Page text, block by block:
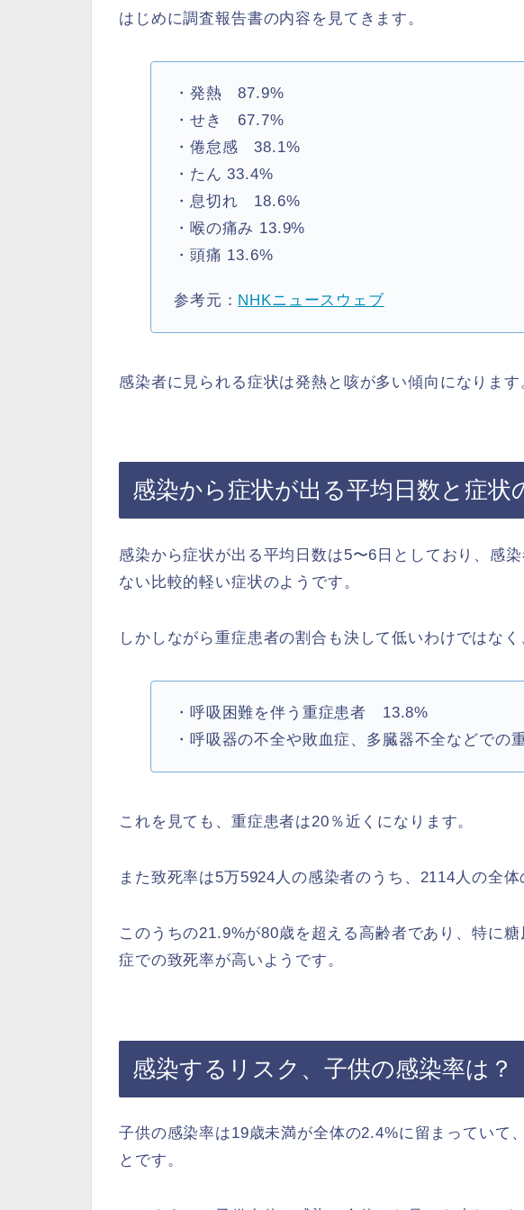
はじめに調査報告書の内容を見てきます。
・発熱 87.9%
・せき 67.7%
・倦怠感 38.1%
・たん 33.4%
・息切れ 18.6%
・喉の痛み 13.9%
・頭痛 13.6%
参考元： NHKニュースウェブ
感染者に見られる症状は発熱と咳が多い傾向になります
感染から症状が出る平均日数と症状
感染から症状が出る平均日数は5〜6日としており、感
ない比較的軽い症状のようです。
しかしながら重症患者の割合も決して低いわけではなく
・呼吸困難を伴う重症患者 13.8%
・呼吸器の不全や敗血症、多臓器不全などで
これを見ても、重症患者は20％近くになります。
また致死率は5万5924人の感染者のうち、2114人の全体
このうちの21.9%が80歳を超える高齢者であり、特に
症での致死率が高いようです。
感染するリスク、子供の感染率は？
子供の感染率は19歳未満が全体の2.4%に留まっていて
とです。